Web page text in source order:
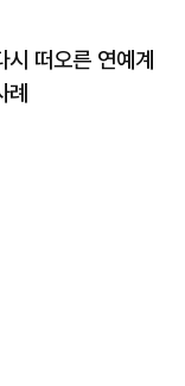
떠오른 연예계
례